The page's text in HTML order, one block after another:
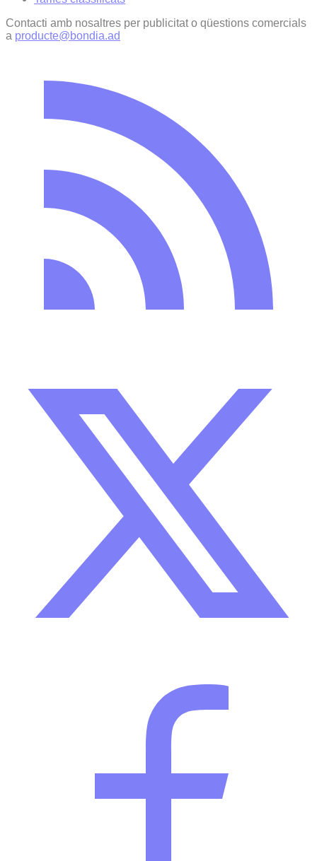
Contacti amb nosaltres per publicitat o qüestions comercials
a producte@bondia.ad